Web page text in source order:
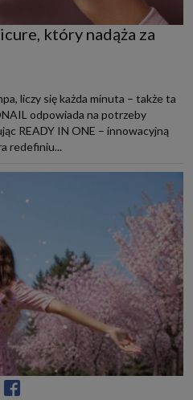
który nadąża za
liczy się każda minuta – także ta
odpowiada na potrzeby
READY IN ONE – innowacyjną
redefiniu...